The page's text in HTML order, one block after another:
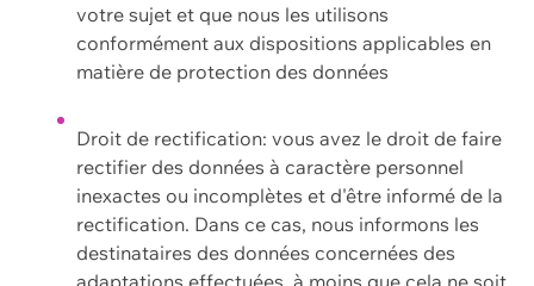
votre sujet et que nous les utilisons
conformément aux dispositions applicables en
matière de protection des données
Droit de rectification: vous avez le droit de faire
rectifier des données à caractère personnel
inexactes ou incomplètes et d'être informé de la
rectification. Dans ce cas, nous informons les
destinataires des données concernées des
adaptations effectuées, à moins que cela ne soit